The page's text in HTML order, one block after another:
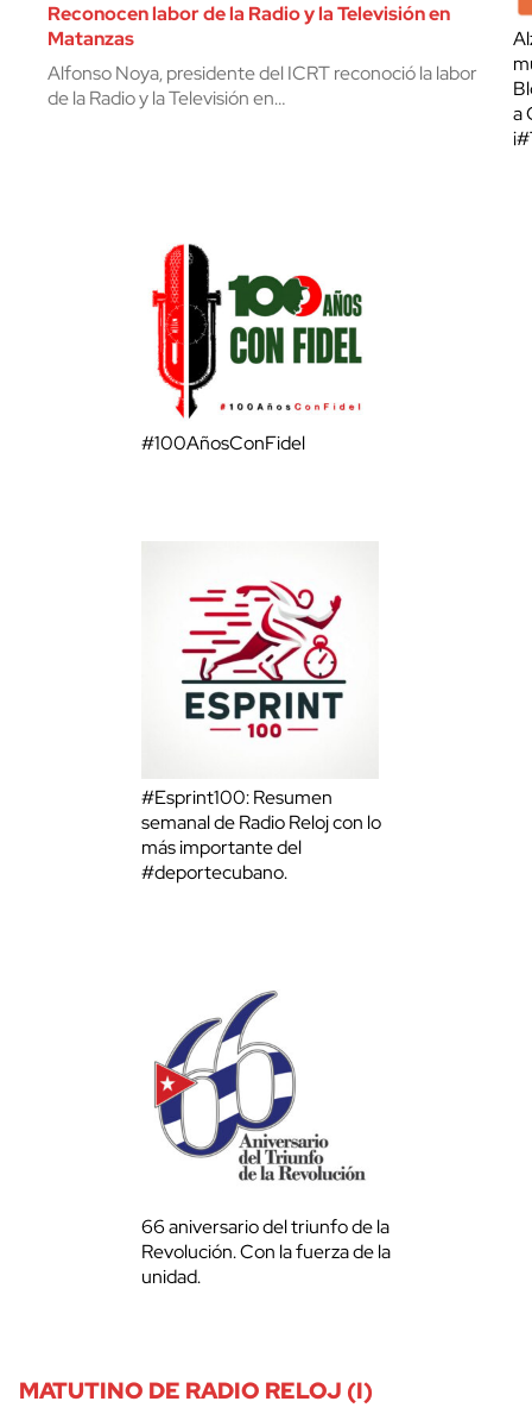
Reconocen labor de la Radio y la Televisión en
Matanzas
Alfonso Noya, presidente del ICRT reconoció la labor
de la Radio y la Televisión en…
a
#100AñosConFidel
#Esprint100: Resumen
semanal de Radio Reloj con lo
más importante del
#deportecubano.
66 aniversario del triunfo de la
Revolución. Con la fuerza de la
unidad.
MATUTINO DE RADIO RELOJ (I)